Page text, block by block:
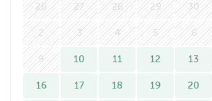
26 27 28 29 30
2 3 4 5 6
9 10 11 12 13
16 17 18 19 20